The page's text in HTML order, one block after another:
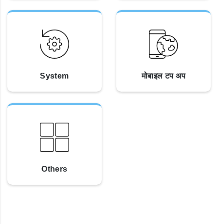
System मोबाइल टप अप
Others